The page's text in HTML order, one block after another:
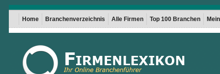
Home Branchenverzeichnis Alle Firmen Top 100 Branchen